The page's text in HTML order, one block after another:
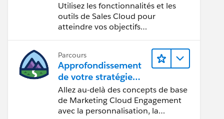
Utilisez les fonctionnalités et les
outils de Sales Cloud pour
atteindre vos objectifs
Parcours
Approfondissement
de votre stratégie
marketing
Allez au-delà des concepts de base
de Marketing Cloud Engagement
avec la personnalisation, la